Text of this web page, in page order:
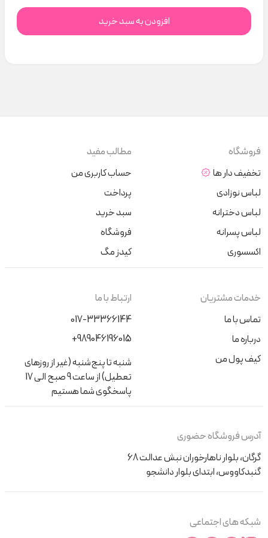
افزودن به سبد خرید
فروشگاه
تخفیف دار ها
لباس نوزادی
لباس دخترانه
لباس پسرانه
اکسسوری
مطالب مفید
حساب کاربری من
پرداخت
سبد خرید
فروشگاه
کیدز مگ
خدمات مشتریان
تماس با ما
درباره ما
کیف پول من
ارتباط با ما
017-33366144
+989046196015
شنبه تا پنج‌شنبه (غیر از روزهای
تعطیل) از ساعت 9 صبح الی 17
پاسخگوی شما هستیم
آدرس فروشگاه حضوری
گرگان، بلوار ناهارخوران نبش عدالت 68
گنبدکاووس، ابتدای بلوار دانشجو
شبکه های اجتماعی